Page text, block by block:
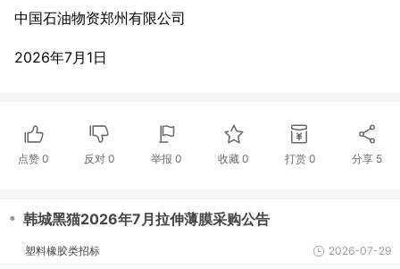
中国石油物资郑州有限公司
2026年7月1日
点赞 0 反对0 举报 0 收藏 0 打赏 0 分享 5
・ 韩城黑猫2026年7月拉伸薄膜采购公告
塑料橡胶类招标 2026-07-29